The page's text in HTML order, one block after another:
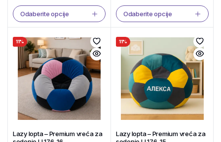
Odaberite opcije Odaberite opcije
11%
Lazy lopta – Premium vreća za
11%
Lazy lopta – Premium vreća za